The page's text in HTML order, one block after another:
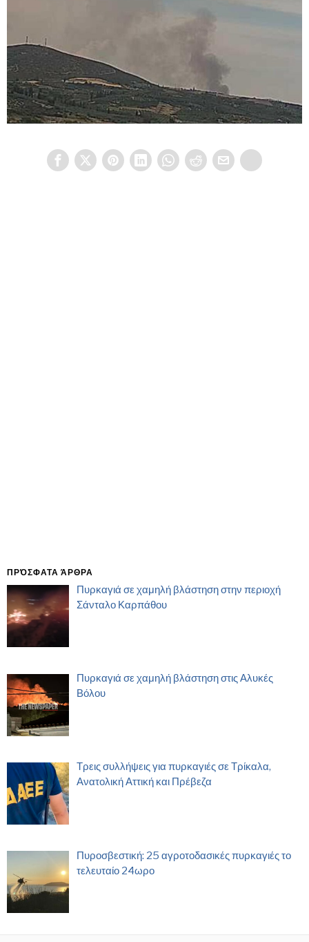
ΠΡΌΣΦΑΤΑ ΆΡΘΡΑ
Πυρκαγιά σε χαμηλή βλάστηση στην περιοχή
Σάνταλο Καρπάθου
Πυρκαγιά σε χαμηλή βλάστηση στις Αλυκές
Βόλου
Τρεις συλλήψεις για πυρκαγιές σε Τρίκαλα,
Ανατολική Αττική και Πρέβεζα
Πυροσβεστική: 25 αγροτοδασικές πυρκαγιές το
τελευταίο 24ωρο